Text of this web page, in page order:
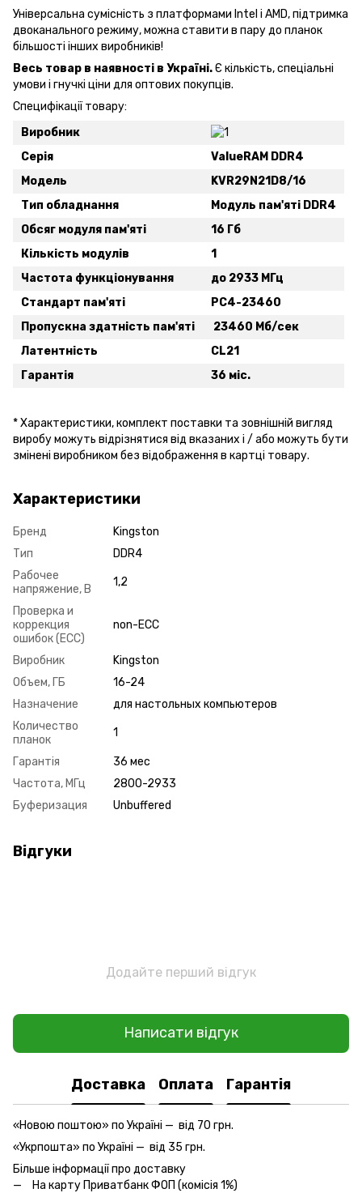
Універсальна сумісність з платформами Intel і AMD, підтримка
двоканального режиму, можна ставити в пару до планок
більшості інших виробників!
Весь товар в наявності в Україні.Є кількість, спеціальні
умови і гнучкі ціни для оптових покупців.
Специфікації товару:
Виробник
Серія
ValueRAM DDR4
Модель
KVR29N21D8/16
Тип обладнання
Модуль пам'яті DDR4
Обсяг модуля пам'яті
16 Гб
Кількість модулів
1
Частота функціонування
до 2933 МГц
Стандарт пам'яті
PC4-23460
Пропускна здатність пам'яті
23460 Мб/сек
Латентність
CL21
Гарантія
36 міс.
* Xарактеристики, комплект поставки та зовнішній вигляд
виробу можуть відрізнятися від вказаних і / або можуть бути
змінені виробником без відображення в картці товару.
Характеристики
Бренд
Kingston
Тип
DDR4
Рабочее
напряжение, В
1,2
Проверка и
коррекция
ошибок (ECC)
non-ECC
Виробник
Kingston
Объем, ГБ
16-24
Назначение
для настольных компьютеров
Количество
планок
1
Гарантія
36 мес
Частота, МГц
2800-2933
Буферизация
Unbuffered
Відгуки
Додайте перший відгук
Написати відгук
Доставка Оплата Гарантія
«Новою поштою» по Україні — від 70 грн.
«Укрпошта» по Україні — від 35 грн.
Більше інформації про доставку
На карту Приватбанк ФОП (комісія 1%)